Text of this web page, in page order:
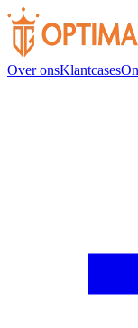
Over onsKlantcases